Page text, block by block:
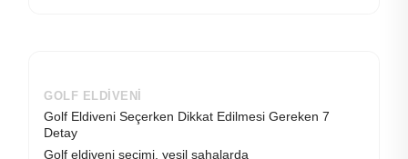
GOLF ELDIVENI
Golf Eldiveni Seçerken Dikkat Edilmesi Gereken 7
Detay
Golf eldiveni seçimi, yeşil sahalarda